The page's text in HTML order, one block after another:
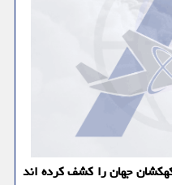
جهان را کشف کرده اند